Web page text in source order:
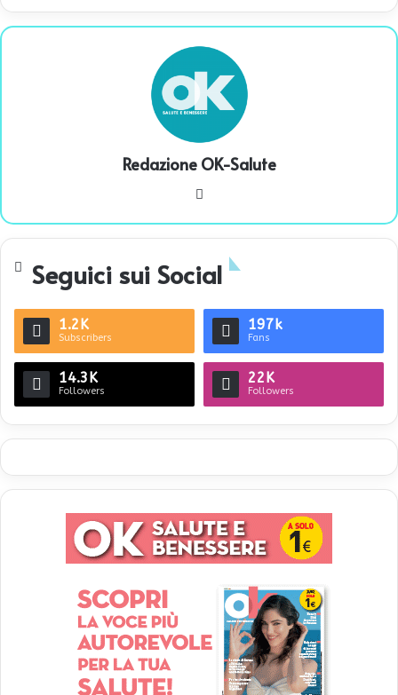
Redazione OK-Salute
te
Seguici sui Social
1.2K
Subscribers
197k
Fans
14.3K
Followers
22K
Followers